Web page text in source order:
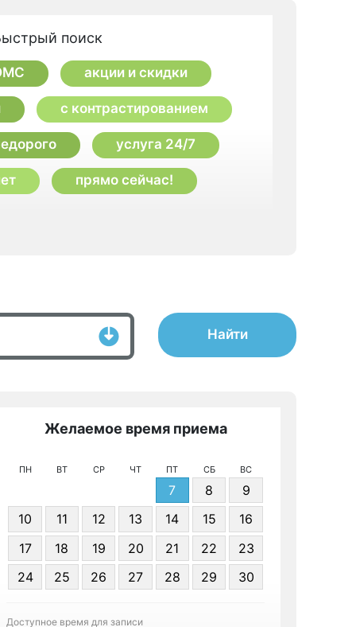
поиск
акции и скидки
с контрастированием
услуга 24/7
прямо сейчас!
Найти
Желаемое время приема
ПН ВТ СР ЧТ ПТ СБ ВС
7 8
9
10
11 12 13 14 15
16
17
18 19 20 21 22
23
24
25 26 27 28 29 30
Доступное время для записи